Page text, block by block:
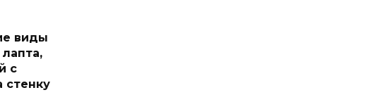
виды
с
стенку